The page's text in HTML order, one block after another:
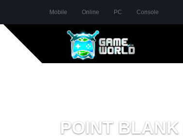
Mobile Online PC Console
POINT